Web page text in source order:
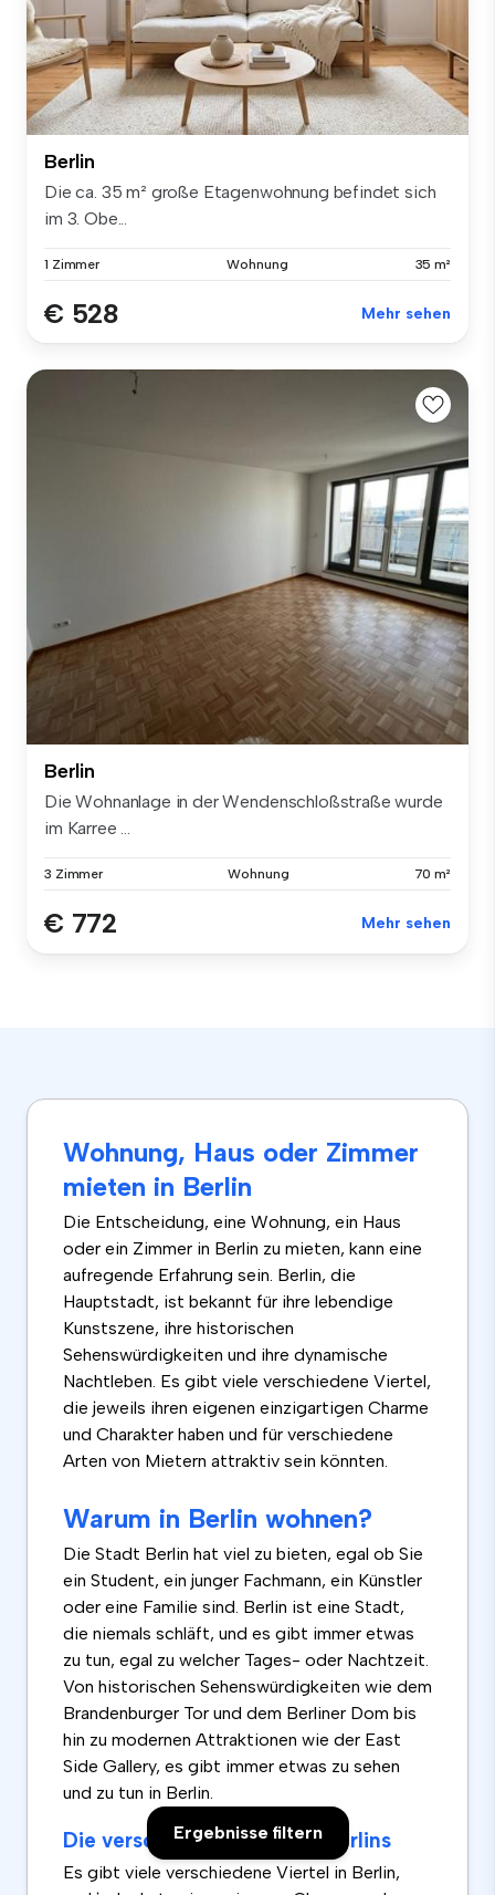
Ergebnisse filtern
Berlin
Die ca. 35 m² große Etagenwohnung befindet sich
im 3. Obe...
1 Zimmer Wohnung 35 m²
€ 528 Mehr sehen
Berlin
Die Wohnanlage in der Wendenschloßstraße wurde
im Karree ...
3 Zimmer Wohnung 70 m²
€ 772 Mehr sehen
Wohnung, Haus oder Zimmer
mieten in Berlin
Die Entscheidung, eine Wohnung, ein Haus
oder ein Zimmer in Berlin zu mieten, kann eine
aufregende Erfahrung sein. Berlin, die
Hauptstadt, ist bekannt für ihre lebendige
Kunstszene, ihre historischen
Sehenswürdigkeiten und ihre dynamische
Nachtleben. Es gibt viele verschiedene Viertel,
die jeweils ihren eigenen einzigartigen Charme
und Charakter haben und für verschiedene
Arten von Mietern attraktiv sein könnten.
Warum in Berlin wohnen?
Die Stadt Berlin hat viel zu bieten, egal ob Sie
ein Student, ein junger Fachmann, ein Künstler
oder eine Familie sind. Berlin ist eine Stadt,
die niemals schläft, und es gibt immer etwas
zu tun, egal zu welcher Tages- oder Nachtzeit.
Von historischen Sehenswürdigkeiten wie dem
Brandenburger Tor und dem Berliner Dom bis
hin zu modernen Attraktionen wie der East
Side Gallery, es gibt immer etwas zu sehen
und zu tun in Berlin.
Die verschiedenen Viertel Berlins
Es gibt viele verschiedene Viertel in Berlin,